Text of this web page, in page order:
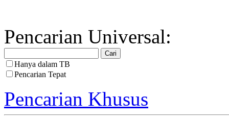
Pencarian Universal:
Hanya dalam TB
Pencarian Tepat
Pencarian Khusus